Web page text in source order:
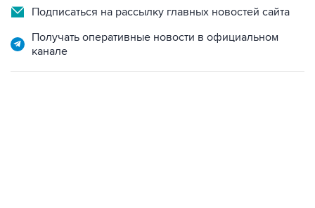
Получать оперативные новости в официальном